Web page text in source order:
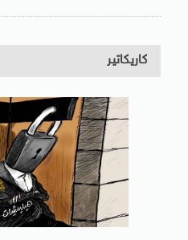
كاريكاتير